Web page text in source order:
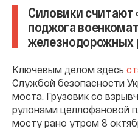
Силовики считают
поджога
железнодорожных
Ключевым делом здесь
Службой безопасности
моста. Грузовик со
рулонами целлофановой
мосту рано утром 8